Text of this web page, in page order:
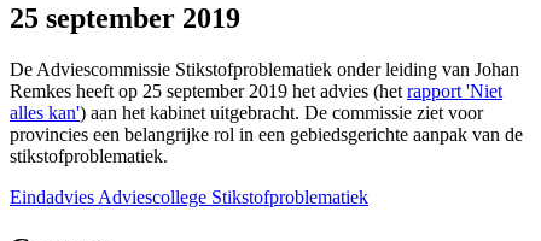
25 september 2019
De Adviescommissie Stikstofproblematiek onder leiding van Johan
Remkes heeft op 25 september 2019 het advies (het rapport 'Niet
alles kan') aan het kabinet uitgebracht. De commissie ziet voor
provincies een belangrijke rol in een gebiedsgerichte aanpak van de
stikstofproblematiek.
Eindadvies Adviescollege Stikstofproblematiek